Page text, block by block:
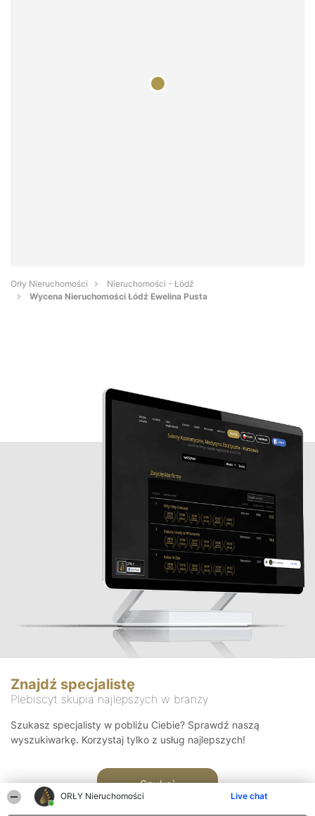
ORŁY Nieruchomości Live chat
Orły Nieruchomości
Nieruchomości - Łódź
Wycena Nieruchomości Łódź Ewelina Pusta
Znajdź specjalistę
Plebiscyt skupia najlepszych w branży
Szukasz specjalisty w pobliżu Ciebie? Sprawdź naszą
wyszukiwarkę. Korzystaj tylko z usług najlepszych!
Szukaj